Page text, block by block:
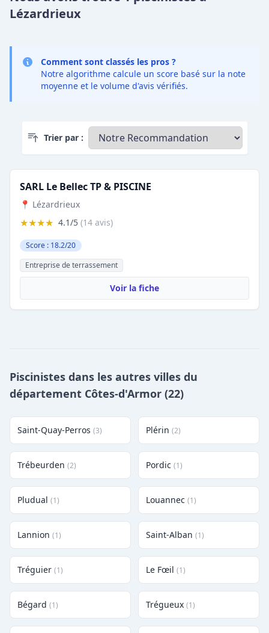
Lézardrieux
Comment sont classés les pros ?
Notre algorithme calcule un score basé sur la note
moyenne et le volume d'avis vérifiés.
Trier par :
SARL Le Bellec TP & PISCINE
📍 Lézardrieux
★★★★ 4.1/5 (14 avis)
Score : 18.2/20
Entreprise de terrassement
Voir la fiche
Piscinistes dans les autres villes du
département Côtes-d'Armor (22)
Saint-Quay-Perros (3) Plérin (2)
Trébeurden (2) Pordic (1)
Pludual (1) Louannec (1)
Lannion (1) Saint-Alban (1)
Tréguier (1) Le Fœil (1)
Bégard (1) Trégueux (1)